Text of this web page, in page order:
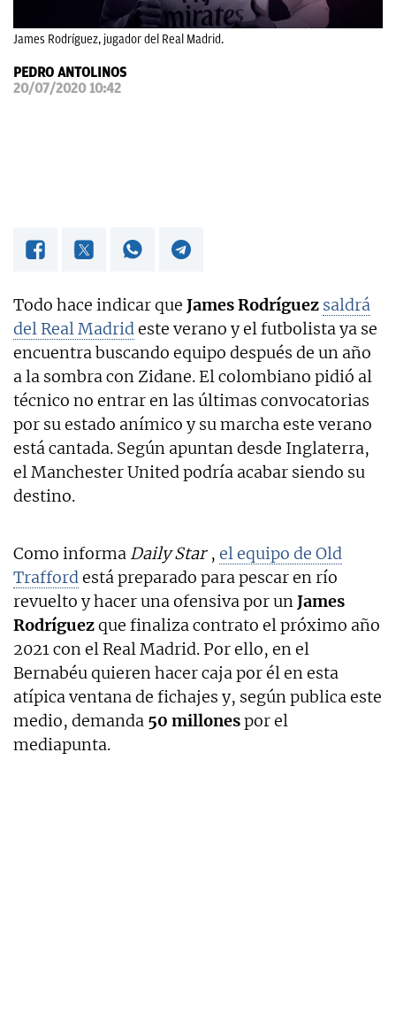
James Rodríguez, jugador del Real Madrid.
PEDRO ANTOLINOS
20/07/2020 10:42
Todo hace indicar que James Rodríguez saldrá
del Real Madrideste verano y el futbolista ya se
encuentra buscando equipo después de un año
a la sombra con Zidane. El colombiano pidió al
técnico no entrar en las últimas convocatorias
por su estado anímico y su marcha este verano
está cantada. Según apuntan desde Inglaterra,
el Manchester United podría acabar siendo su
destino.
Como informa Daily Star , el equipo de Old
Traffordestá preparado para pescar en río
revuelto y hacer una ofensiva por unJames
Rodríguezque finaliza contrato el próximo año
2021 con el Real Madrid. Por ello, en el
Bernabéu quieren hacer caja por él en esta
atípica ventana de fichajes y, según publica este
medio, demanda 50 millonespor el
mediapunta.